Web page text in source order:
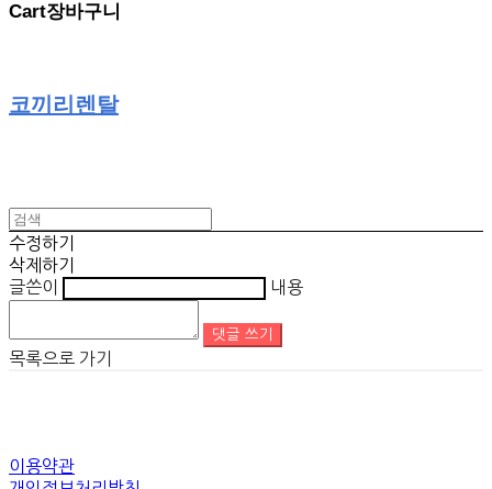
Cart장바구니
코끼리렌탈
수정하기
삭제하기
글쓴이
내용
댓글 쓰기
목록으로 가기
이용약관